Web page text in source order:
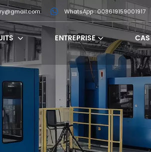
WhatsApp : 008619159001917
ENTREPRISE CAS